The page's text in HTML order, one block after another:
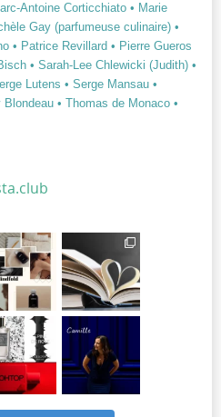
Antoine Corticchiato • Marie
Gay (parfumeuse culinaire) •
• Patrice Revillard • Pierre Gueros
• Sarah-Lee Chlewicki (Judith) •
Lutens • Serge Mansau •
Blondeau • Thomas de Monaco •